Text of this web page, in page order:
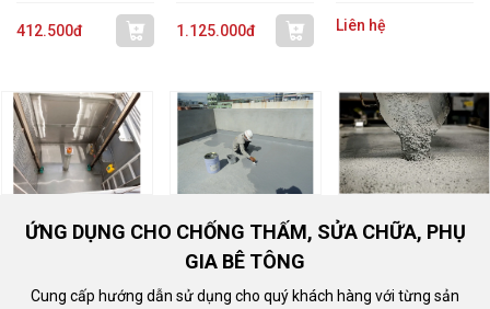
412.500đ
1.125.000đ
Liên hệ
ỨNG DỤNG CHO CHỐNG THẤM, SỬA CHỮA, PHỤ
GIA BÊ TÔNG
Cung cấp hướng dẫn sử dụng cho quý khách hàng với từng sản